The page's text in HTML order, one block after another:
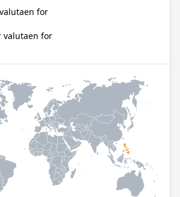
for
valutaen for